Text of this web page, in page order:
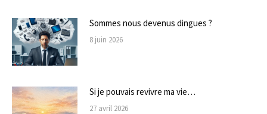
Sommes nous devenus dingues ?
8 juin 2026
Si je pouvais revivre ma vie…
27 avril 2026